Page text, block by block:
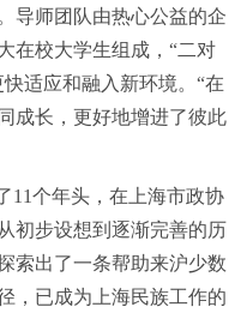
导师团队由热心公益的企
在校大学生组成，“二对
适应和融入新环境。“在
成长，更好地增进了彼此
11个年头，在上海市政协
初步设想到逐渐完善的历
索出了一条帮助来沪少数
，已成为上海民族工作的